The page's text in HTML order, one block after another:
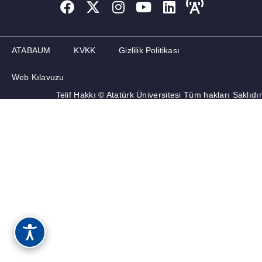
ATABAUM KVKK Gizlilik Politikası
Web Kılavuzu
Telif Hakkı © Atatürk Üniversitesi Tüm hakları Saklıdır